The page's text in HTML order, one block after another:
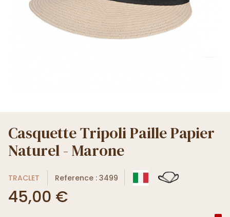
Casquette Tripoli Paille Papier
Naturel - Marone
TRACLET Reference : 3499
45,00 €